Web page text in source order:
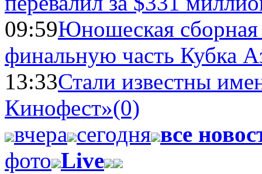
09:59Юношеская
финальную часть Кубка
13:33Стали известны
Кинофест»(0)
вчера сегодня все
фото Live